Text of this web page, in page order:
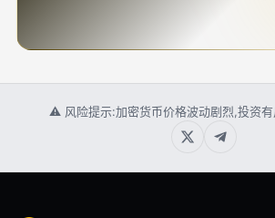
⚠ 风险提示:加密货币价格波动剧烈,投资